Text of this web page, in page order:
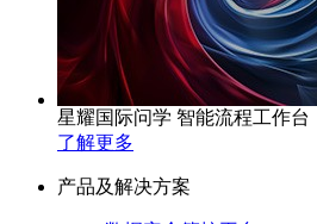
星耀国际问学 智能流程工作台
了解更多
产品及解决方案